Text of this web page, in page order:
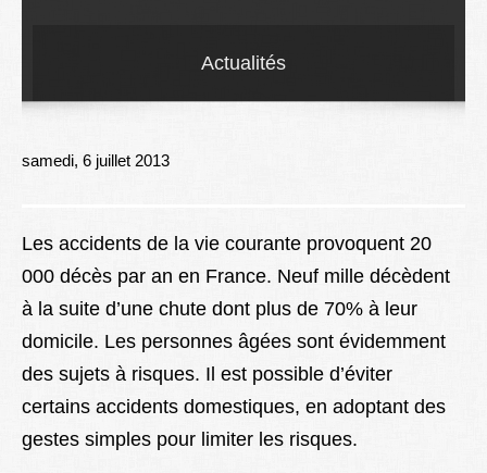
Droit
Lexique
Actualités
samedi, 6 juillet 2013
Les accidents de la vie courante provoquent 20
000 décès par an en France. Neuf mille décèdent
à la suite d’une chute dont plus de 70% à leur
domicile. Les personnes âgées sont évidemment
des sujets à risques. Il est possible d’éviter
certains accidents domestiques, en adoptant des
gestes simples pour limiter les risques.